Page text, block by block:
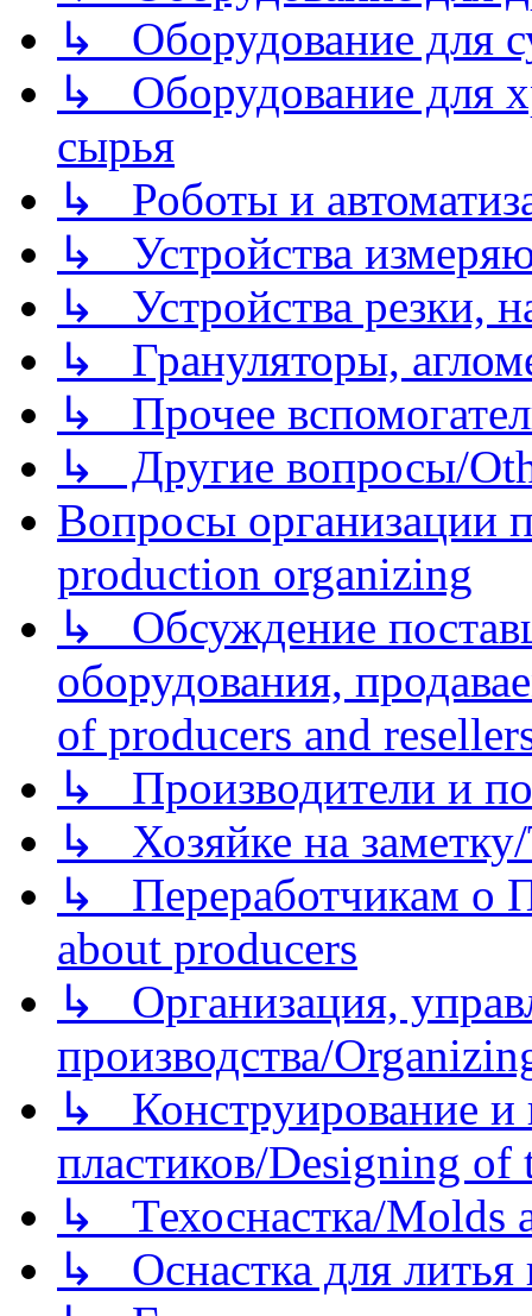
↳ Оборудование для
↳ Оборудование для
сырья
↳ Роботы и
↳ Устройства
↳ Устройства резки,
↳ Грануляторы,
↳ Прочее
↳ Другие вопросы/
Вопросы организации
production organizing
↳ Обсуждение
оборудования,
of producers and
↳ Производители и
↳ Хозяйке на
↳ Переработчикам о
about producers
↳ Организация,
производства/
↳ Конструирование и
пластиков/Designing of
↳ Техоснастка/Molds
↳ Оснастка для литья